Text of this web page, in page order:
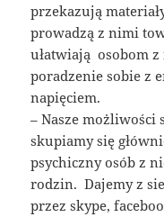
przekazują
prowadzą z nimi
ułatwiają osobom
poradzenie sobie z
napięciem.
– Nasze możliwości
skupiamy się
psychiczny osób z
rodzin. Dajemy z
przez skype,